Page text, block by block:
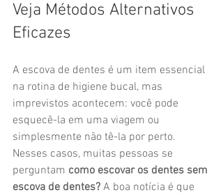
Veja Métodos Alternativos
Eficazes
A escova de dentes é um item essencial
na rotina de higiene bucal, mas
imprevistos acontecem: você pode
esquecê-la em uma viagem ou
simplesmente não tê-la por perto.
Nesses casos, muitas pessoas se
perguntam como escovar os dentes sem
escova de dentes? A boa notícia é que